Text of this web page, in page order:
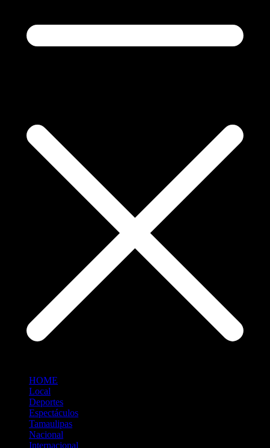
HOME
Local
Deportes
Espectáculos
Tamaulipas
Nacional
Internacional